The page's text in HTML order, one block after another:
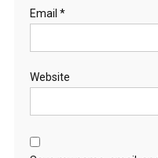
Email *
Website